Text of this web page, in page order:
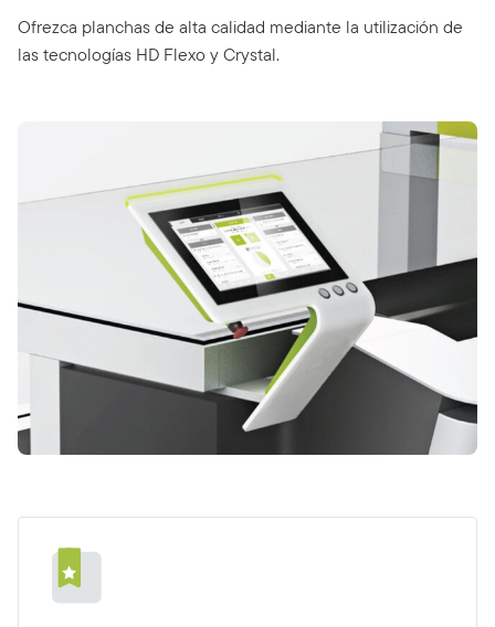
Ofrezca planchas de alta calidad mediante la utilización de
las tecnologías HD Flexo y Crystal.